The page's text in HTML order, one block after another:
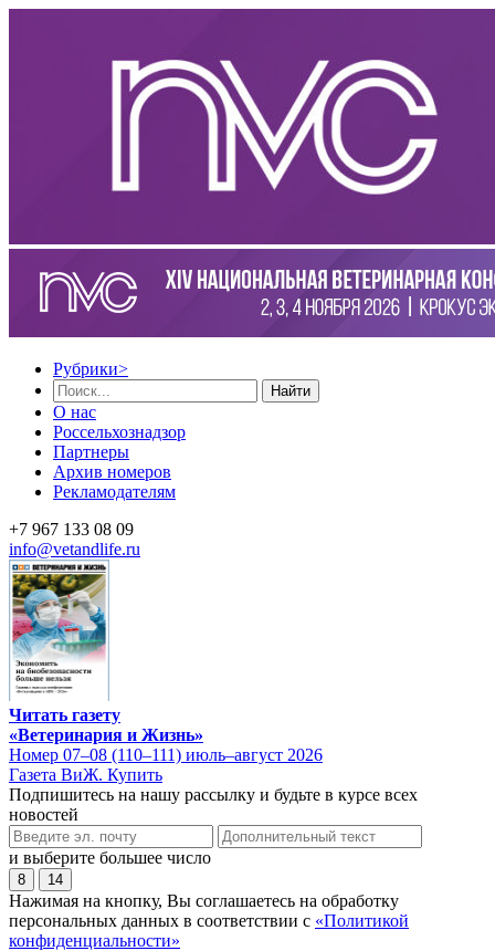
Рубрики>
Найти
О нас
Россельхознадзор
Партнеры
Архив номеров
Рекламодателям
+7 967 133 08 09
info@vetandlife.ru
Читать газету
«Ветеринария и Жизнь»
Номер 07–08 (110–111) июль–август 2026
Газета ВиЖ. Купить
Подпишитесь на нашу рассылку и будьте в курсе всех
новостей
и выберите большее число
8 14
Нажимая на кнопку, Вы соглашаетесь на обработку
персональных данных в соответствии с «Политикой
конфиденциальности»